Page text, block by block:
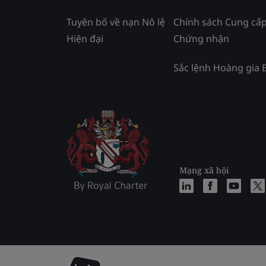
Tuyên bố về nạn Nô lệ
Hiện đại
Chính sách Cung cấp
Chứng nhận
Sắc lệnh Hoàng gia
Mạng xã hội